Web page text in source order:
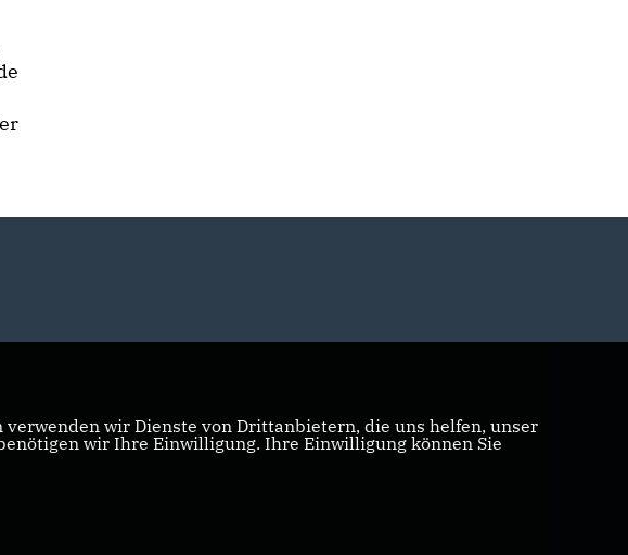
wir Dienste von Drittanbietern, die uns helfen, unser
wir Ihre Einwilligung. Ihre Einwilligung können Sie